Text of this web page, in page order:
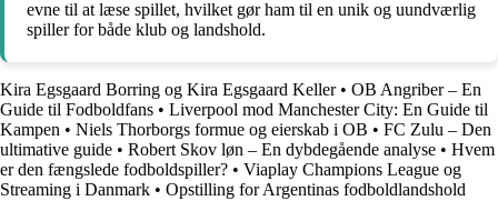
evne til at læse spillet, hvilket gør ham til en unik og uundværlig
spiller for både klub og landshold.
Kira Egsgaard Borring og Kira Egsgaard Keller• OB Angriber – En
Guide til Fodboldfans • Liverpool mod Manchester City: En Guide til
Kampen • Niels Thorborgs formue og eierskab i OB • FC Zulu – Den
ultimative guide • Robert Skov løn – En dybdegående analyse • Hvem
er den fængslede fodboldspiller? • Viaplay Champions League og
Streaming i Danmark • Opstilling for Argentinas fodboldlandshold